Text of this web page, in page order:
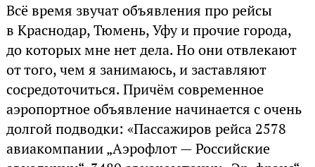
Всё время звучат объявления про рейсы
в Краснодар, Тюмень, Уфу и прочие города,
до которых мне нет дела. Но они отвлекают
от того, чем я занимаюсь, и заставляют
сосредоточиться. Причём современное
аэропортное объявление начинается с очень
долгой подводки: «Пассажиров рейса 2578
авиакомпании „Аэрофлот — Российские